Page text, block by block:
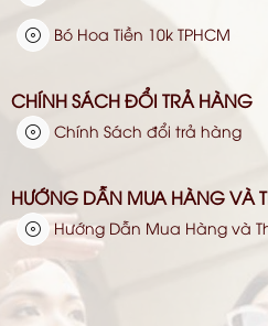
Bó Hoa Tiền 10k TPHCM
CHÍNH SÁCH ĐỔI TRẢ HÀNG
Chính Sách đổi trả hàng
HƯỚNG DẪN MUA HÀNG VÀ
Hướng Dẫn Mua Hàng và